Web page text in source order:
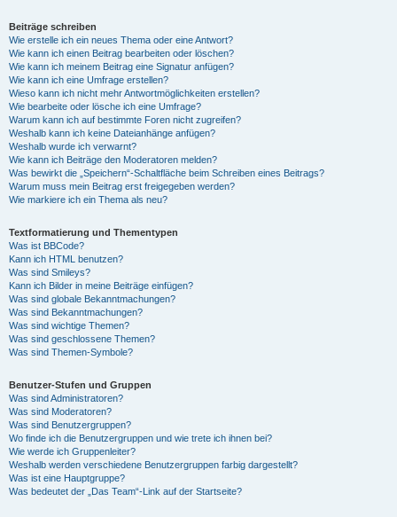
Beiträge schreiben
Wie erstelle ich ein neues Thema oder eine Antwort?
Wie kann ich einen Beitrag bearbeiten oder löschen?
Wie kann ich meinem Beitrag eine Signatur anfügen?
Wie kann ich eine Umfrage erstellen?
Wieso kann ich nicht mehr Antwortmöglichkeiten erstellen?
Wie bearbeite oder lösche ich eine Umfrage?
Warum kann ich auf bestimmte Foren nicht zugreifen?
Weshalb kann ich keine Dateianhänge anfügen?
Weshalb wurde ich verwarnt?
Wie kann ich Beiträge den Moderatoren melden?
Was bewirkt die „Speichern“-Schaltfläche beim Schreiben eines Beitrags?
Warum muss mein Beitrag erst freigegeben werden?
Wie markiere ich ein Thema als neu?
Textformatierung und Thementypen
Was ist BBCode?
Kann ich HTML benutzen?
Was sind Smileys?
Kann ich Bilder in meine Beiträge einfügen?
Was sind globale Bekanntmachungen?
Was sind Bekanntmachungen?
Was sind wichtige Themen?
Was sind geschlossene Themen?
Was sind Themen-Symbole?
Benutzer-Stufen und Gruppen
Was sind Administratoren?
Was sind Moderatoren?
Was sind Benutzergruppen?
Wo finde ich die Benutzergruppen und wie trete ich ihnen bei?
Wie werde ich Gruppenleiter?
Weshalb werden verschiedene Benutzergruppen farbig dargestellt?
Was ist eine Hauptgruppe?
Was bedeutet der „Das Team“-Link auf der Startseite?